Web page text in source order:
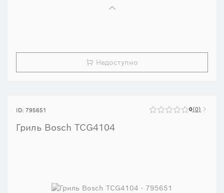
с антипригарным покрытием, можно
Недоступно
ID: 795651 0 0
Гриль Bosch TCG4104